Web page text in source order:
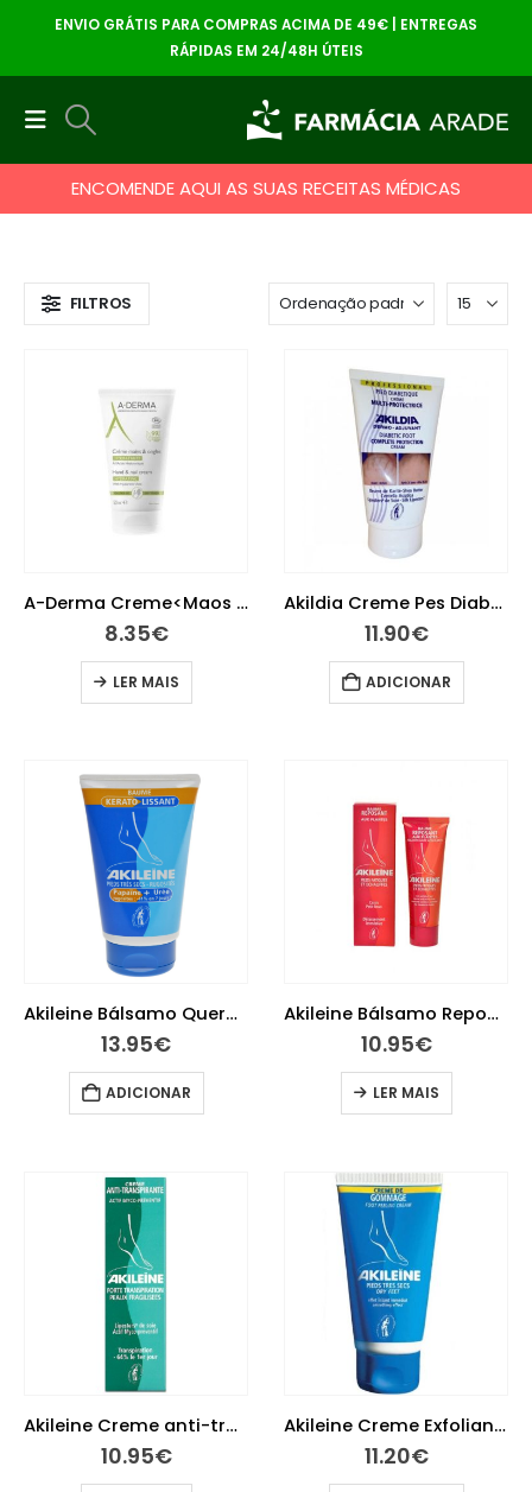
ENVIO GRÁTIS PARA COMPRAS ACIMA DE 49€ | ENTREGAS
RÁPIDAS EM 24/48H ÚTEIS
ENCOMENDE AQUI AS SUAS RECEITAS MÉDICAS
FILTROS
A-Derma Creme<Maos Unhas 50ml
8.35€
LER MAIS
Akildia Creme Pes Diabetico 150 ml
11.90€
ADICIONAR
Akileine Bálsamo Querato Alisante 75ml
13.95€
ADICIONAR
Akileine Bálsamo Repousante 50 ml
10.95€
LER MAIS
Akileine Creme anti-transpirante 50 Ml
10.95€
Akileine Creme Exfoliante Pés Secos 75 ml
11.20€